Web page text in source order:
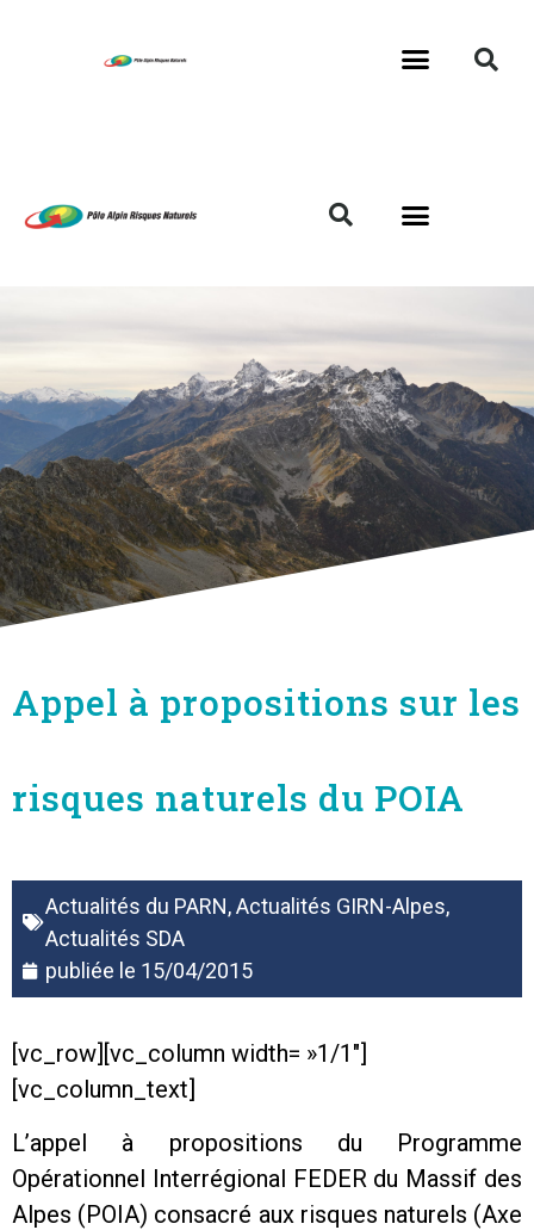
Appel à propositions sur les
risques naturels du POIA
Actualités du PARN,Actualités GIRN-Alpes,
Actualités SDA
publiée le 15/04/2015
[vc_row][vc_column width= »1/1″]
[vc_column_text]
L’appel à propositions du Programme
Opérationnel Interrégional FEDER du Massif des
Alpes (POIA) consacré aux risques naturels (Axe